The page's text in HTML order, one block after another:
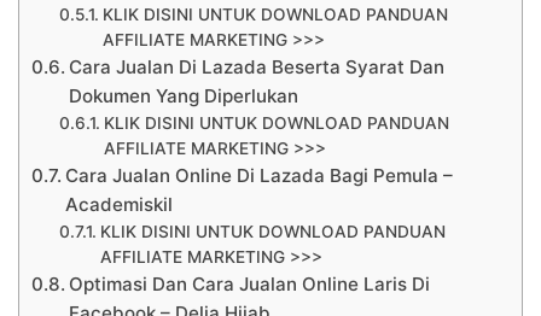
KLIK DISINI UNTUK DOWNLOAD PANDUAN
AFFILIATE MARKETING >>>
Cara Jualan Di Lazada Beserta Syarat Dan
Dokumen Yang Diperlukan
KLIK DISINI UNTUK DOWNLOAD PANDUAN
AFFILIATE MARKETING >>>
Cara Jualan Online Di Lazada Bagi Pemula –
Academiskil
KLIK DISINI UNTUK DOWNLOAD PANDUAN
AFFILIATE MARKETING >>>
Optimasi Dan Cara Jualan Online Laris Di